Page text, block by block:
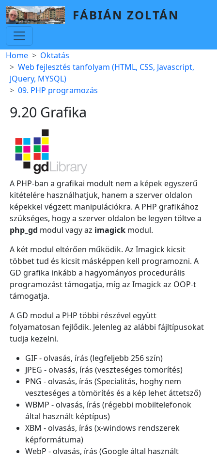
Skip to main content
FÁBIÁN ZOLTÁN
Breadcrumb
Home
Oktatás
Web fejlesztés tanfolyam (HTML, CSS, Javascript,
JQuery, MYSQL)
09. PHP programozás
9.20 Grafika
A PHP-ban a grafikai modult nem a képek egyszerű
kitételére használhatjuk, hanem a szerver oldalon
képekkel végzett manipulációkra. A PHP grafikához
szükséges, hogy a szerver oldalon be legyen töltve a
php_gd modul vagy az imagick modul.
A két modul eltérően működik. Az Imagick kicsit
többet tud és kicsit másképpen kell programozni. A
GD grafika inkább a hagyományos procedurális
programozást támogatja, míg az Imagick az OOP-t
támogatja.
A GD modul a PHP többi részével együtt
folyamatosan fejlődik. Jelenleg az alábbi fájltípusokat
tudja kezelni.
GIF - olvasás, írás (legfeljebb 256 szín)
JPEG - olvasás, írás (veszteséges tömörítés)
PNG - olvasás, írás (Specialitás, hoghy nem
veszteséges a tömörítés és a kép lehet áttetsző)
WBMP - olvasás, írás (régebbi mobiltelefonok
által használt képtípus)
XBM - olvasás, írás (x-windows rendszerek
képformátuma)
WebP - olvasás, írás (Google által használt